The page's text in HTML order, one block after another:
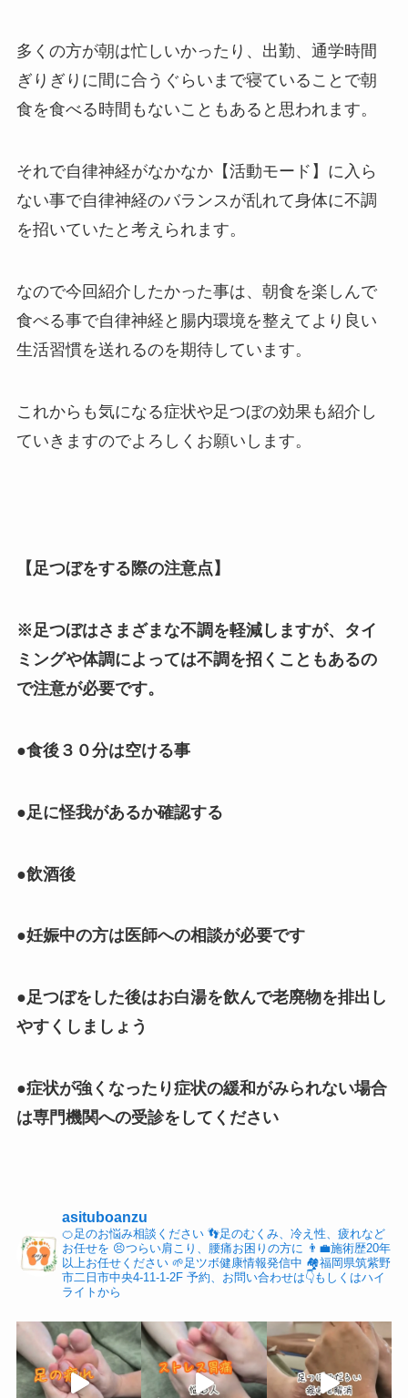
多くの方が朝は忙しいかったり、出勤、通学時間
ぎりぎりに間に合うぐらいまで寝ていることで朝
食を食べる時間もないこともあると思われます。
それで自律神経がなかなか【活動モード】に入ら
ない事で自律神経のバランスが乱れて身体に不調
を招いていたと考えられます。
なので今回紹介したかった事は、朝食を楽しんで
食べる事で自律神経と腸内環境を整えてより良い
生活習慣を送れるのを期待しています。
これからも気になる症状や足つぼの効果も紹介し
ていきますのでよろしくお願いします。
【足つぼをする際の注意点】
※足つぼはさまざまな不調を軽減しますが、タイ
ミングや体調によっては不調を招くこともあるの
で注意が必要です。
●食後３０分は空ける事
●足に怪我があるか確認する
●飲酒後
●妊娠中の方は医師への相談が必要です
●足つぼをした後はお白湯を飲んで老廃物を排出し
やすくしましょう
●症状が強くなったり症状の緩和がみられない場合
は専門機関への受診をしてください
asituboanzu
🍊足のお悩み相談ください👣足のむくみ、冷え性、疲れなど
お任せを 😣つらい肩こり、腰痛お困りの方に 👨‍💼施術歴20年
以上お任せください🌱足ツボ健康情報発信中 🏘福岡県筑紫野
市二日市中央4-11-1-2F予約、お問い合わせは👇もしくはハイ
ライトから